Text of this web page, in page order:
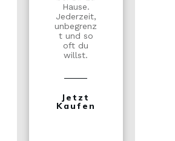
Hause.
Jederzeit,
unbegrenz
t und so
oft du
willst.
Jetzt
Kaufen